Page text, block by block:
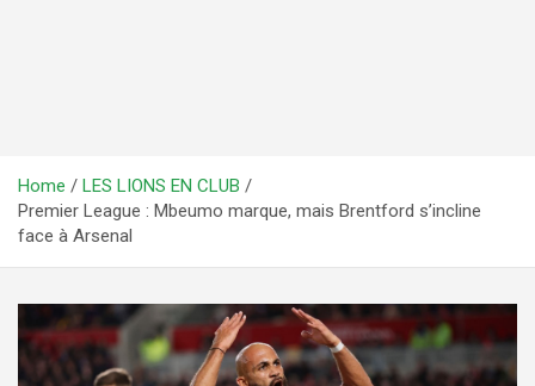
Home
LES LIONS EN CLUB
Premier League : Mbeumo marque, mais Brentford s’incline
face à Arsenal